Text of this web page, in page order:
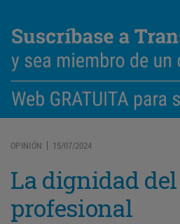
OPINIÓN | 15/07/2024
La dignidad del
profesional